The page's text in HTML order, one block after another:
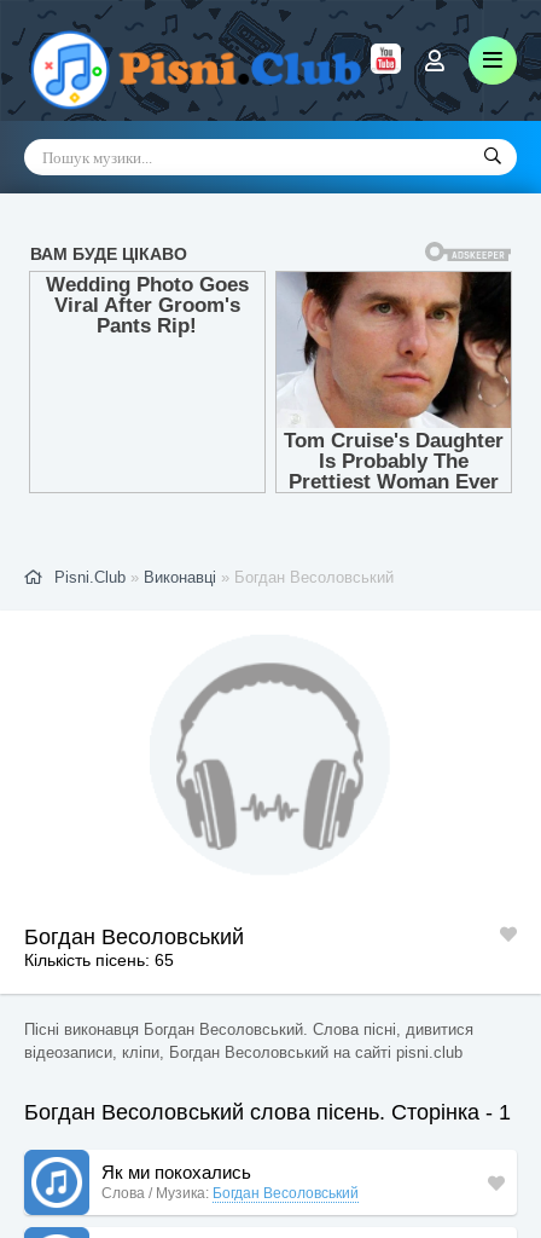
Pisni.Club » Виконавці » Богдан Весоловський
Богдан Весоловський
Кількість пісень: 65
Пісні виконавця Богдан Весоловський. Слова пісні, дивитися
відеозаписи, кліпи, Богдан Весоловський на сайті pisni.club
Богдан Весоловський слова пісень. Сторінка - 1
Як ми покохались
Слова / Музика: Богдан Весоловський